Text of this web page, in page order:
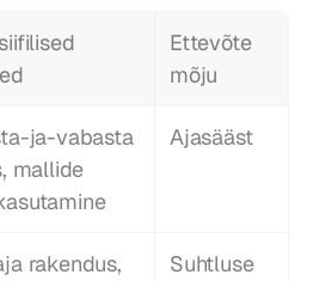
Ettevõte
mõju
ja-vabasta
mallide
Ajasääst
rakendus,
Suhtluse